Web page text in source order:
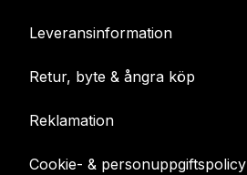
Leveransinformation
Retur, byte & ångra köp
Reklamation
Cookie- & personuppgiftspolicy